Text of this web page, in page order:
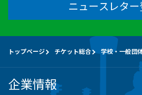
ニュースレター
トップページ チケット総合 学校・一般団
企業情報